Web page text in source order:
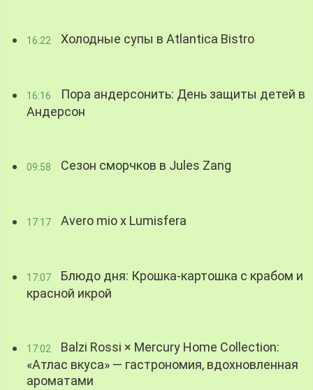
16:22 Холодные супы в Atlantica Bistro
16:16
Пора андерсонить: День защиты детей в
Андерсон
09:58 Сезон сморчков в Jules Zang
17:17 Avero mio x Lumisfera
17:07
Блюдо дня: Крошка-картошка с крабом и
красной икрой
17:02
Balzi Rossi × Mercury Home Collection:
«Атлас вкуса» — гастрономия, вдохновленная
ароматами